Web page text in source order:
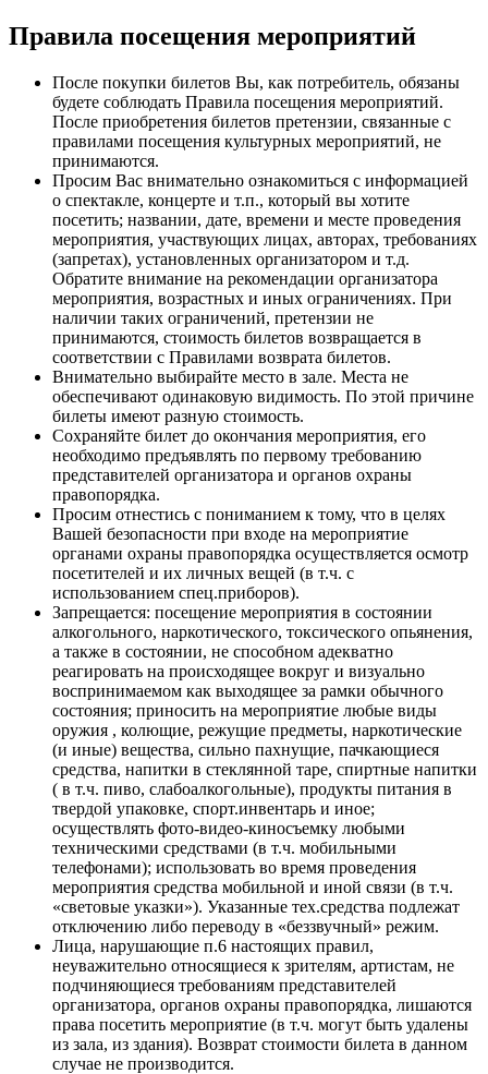
Правила посещения мероприятий
После покупки билетов Вы, как потребитель, обязаны
будете соблюдать Правила посещения мероприятий.
После приобретения билетов претензии, связанные с
правилами посещения культурных мероприятий, не
принимаются.
Просим Вас внимательно ознакомиться с информацией
о спектакле, концерте и т.п., который вы хотите
посетить; названии, дате, времени и месте проведения
мероприятия, участвующих лицах, авторах, требованиях
(запретах), установленных организатором и т.д.
Обратите внимание на рекомендации организатора
мероприятия, возрастных и иных ограничениях. При
наличии таких ограничений, претензии не
принимаются, стоимость билетов возвращается в
соответствии с Правилами возврата билетов.
Внимательно выбирайте место в зале. Места не
обеспечивают одинаковую видимость. По этой причине
билеты имеют разную стоимость.
Сохраняйте билет до окончания мероприятия, его
необходимо предъявлять по первому требованию
представителей организатора и органов охраны
правопорядка.
Просим отнестись с пониманием к тому, что в целях
Вашей безопасности при входе на мероприятие
органами охраны правопорядка осуществляется осмотр
посетителей и их личных вещей (в т.ч. с
использованием спец.приборов).
Запрещается: посещение мероприятия в состоянии
алкогольного, наркотического, токсического опьянения,
а также в состоянии, не способном адекватно
реагировать на происходящее вокруг и визуально
воспринимаемом как выходящее за рамки обычного
состояния; приносить на мероприятие любые виды
оружия , колющие, режущие предметы, наркотические
(и иные) вещества, сильно пахнущие, пачкающиеся
средства, напитки в стеклянной таре, спиртные напитки
( в т.ч. пиво, слабоалкогольные), продукты питания в
твердой упаковке, спорт.инвентарь и иное;
осуществлять фото-видео-киносъемку любыми
техническими средствами (в т.ч. мобильными
телефонами); использовать во время проведения
мероприятия средства мобильной и иной связи (в т.ч.
«световые указки»). Указанные тех.средства подлежат
отключению либо переводу в «беззвучный» режим.
Лица, нарушающие п.6 настоящих правил,
неуважительно относящиеся к зрителям, артистам, не
подчиняющиеся требованиям представителей
организатора, органов охраны правопорядка, лишаются
права посетить мероприятие (в т.ч. могут быть удалены
из зала, из здания). Возврат стоимости билета в данном
случае не производится.